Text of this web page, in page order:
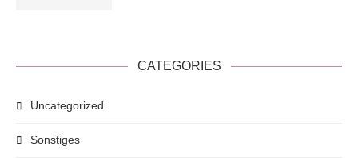
CATEGORIES
Uncategorized
Sonstiges